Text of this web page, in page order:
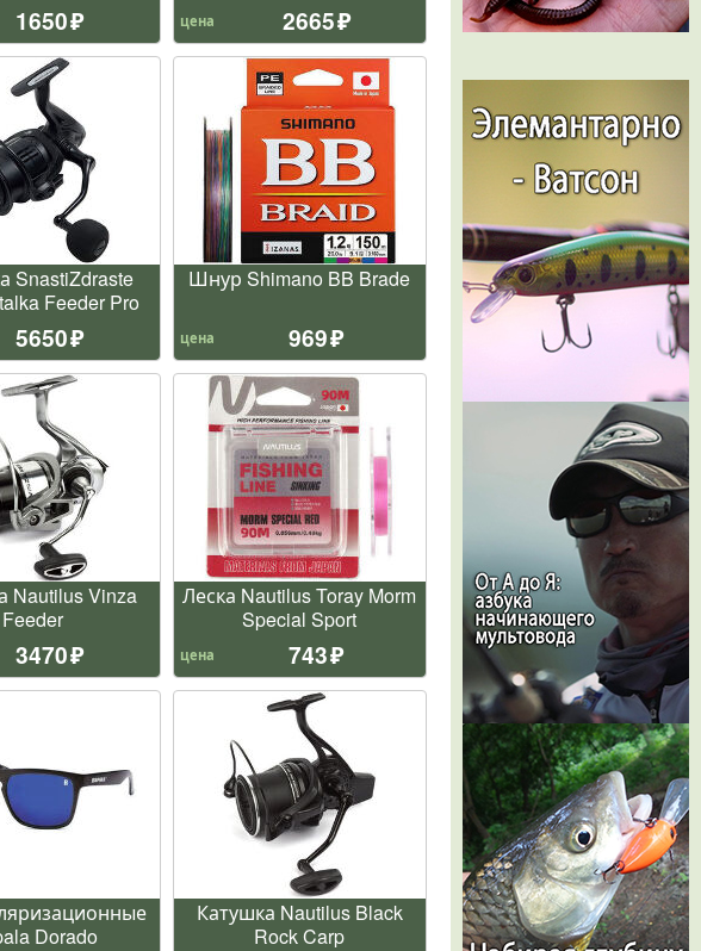
1650 цена 2665
SnastiZdraste
Feeder Pro
5650
Шнур Shimano BB Brade
цена 969
Nautilus Vinza
Feeder
3470
Леска Nautilus Toray Morm
Special Sport
цена 743
Dorado
Катушка Nautilus Black
Rock Carp